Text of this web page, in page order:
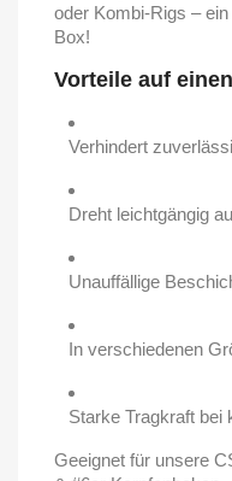
oder Kombi-Rigs –
Box!
Vorteile auf
Verhindert
Dreht leichtgängig
Unauffällige
In verschiedenen
Starke Tragkraft bei
Geeignet für unsere